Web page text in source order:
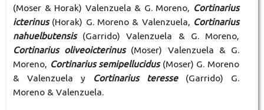
(Moser & Horak) Valenzuela & G. Moreno, Cortinarius
icterinus(Horak) G. Moreno & Valenzuela, Cortinarius
nahuelbutensis(Garrido) Valenzuela & G. Moreno,
Cortinarius oliveoicterinus(Moser) Valenzuela & G.
Moreno, Cortinarius semipellucidus(Moser) G. Moreno
& Valenzuela y
Cortinarius teresse(Garrido) G.
Moreno & Valenzuela.